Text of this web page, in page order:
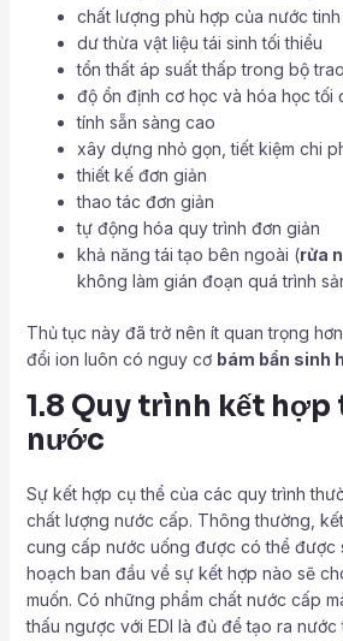
chất lượng phù hợp của nước
dư thừa vật liệu tái sinh tối thiểu
tổn thất áp suất thấp trong bộ
độ ổn định cơ học và hóa học tối
tính sẵn sàng cao
xây dựng nhỏ gọn, tiết kiệm chi
thiết kế đơn giản
thao tác đơn giản
tự động hóa quy trình đơn giản
khả năng tái tạo bên ngoài (rửa
không làm gián đoạn quá trình
Thủ tục này đã trở nên ít quan trọng
đổi ion luôn có nguy cơ bám bẩn sinh
1.8 Quy trình kết hợp
nước
Sự kết hợp cụ thể của các quy trình
chất lượng nước cấp. Thông thường,
cung cấp nước uống được có thể được
hoạch ban đầu về sự kết hợp nào sẽ
muốn. Có những phẩm chất nước cấp
thấu ngược với EDI là đủ để tạo ra